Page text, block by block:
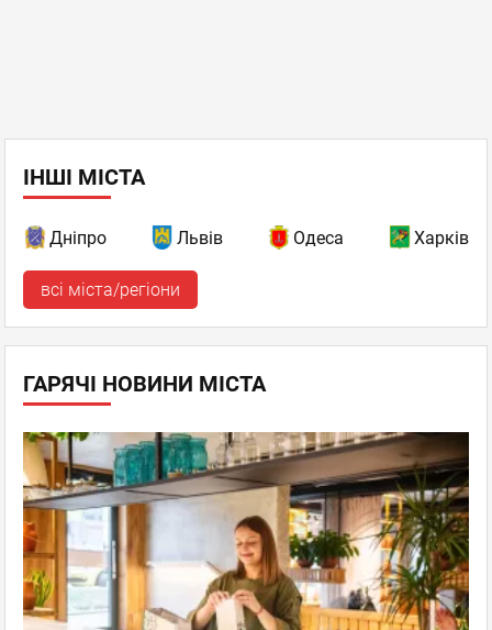
ІНШІ МІСТА
Дніпро Львів Одеса Харків
всі міста/регіони
ГАРЯЧІ НОВИНИ МІСТА